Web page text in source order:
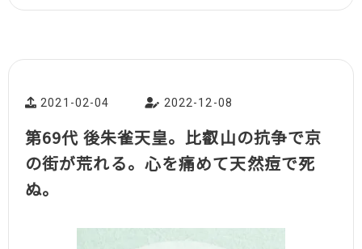
2021-02-04 2022-12-08
第69代 後朱雀天皇。比叡山の抗争で京
の街が荒れる。心を痛めて天然痘で死
ぬ。